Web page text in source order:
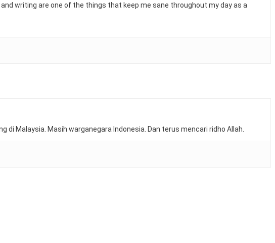
writing are one of the things that keep me sane throughout my day as a
di Malaysia. Masih warganegara Indonesia. Dan terus mencari ridho Allah.